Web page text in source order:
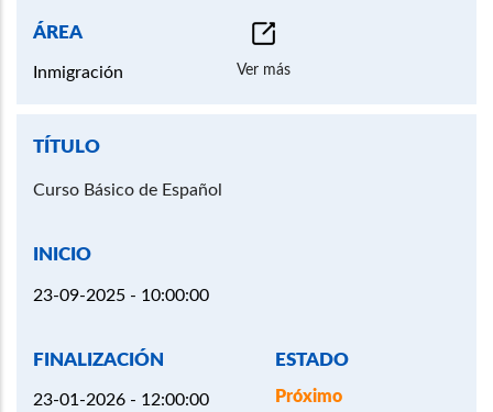
Inmigración Ver más
Curso Básico de Español
23-09-2025 - 10:00:00
23-01-2026 - 12:00:00 Próximo